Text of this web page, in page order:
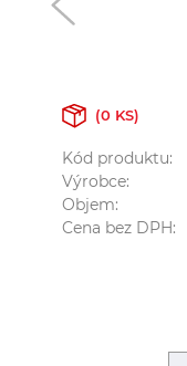
(0 KS)
Kód produktu:
Výrobce:
Objem:
Cena bez DPH: